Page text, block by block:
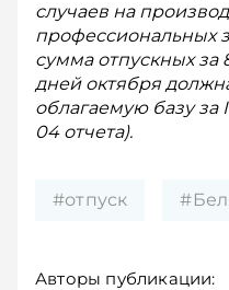
случаев на
профессиональных
сумма отпуск­ных за
дней октября
облагаемую базу за
04 отчета).
#отпуск
Авторы публикации: